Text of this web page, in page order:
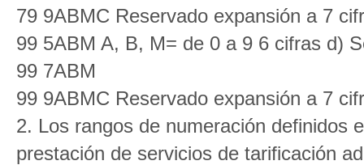
79 9ABMC Reservado expansión a 7
99 5ABM A, B, M= de 0 a 9 6 cifras d)
99 7ABM
99 9ABMC Reservado expansión a 7
2. Los rangos de numeración definidos
prestación de servicios de tarificación